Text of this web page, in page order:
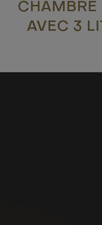
CHAMBRE
AVEC 3